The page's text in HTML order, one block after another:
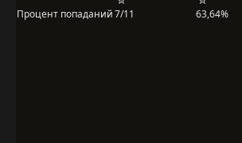
Процент попаданий7/11 63,64%